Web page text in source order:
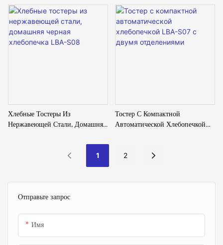
Отправьте запрос
Имя
Начинкой Бытовая Кастрюля Для
Блинов Мини-Горшок Для
Блинов Машина Для Блинов
Выпечки Mini LBA-S13
Машина Для Приготовления
Завтрака
Хлебные Тостеры Из
Нержавеющей Стали, Домашняя
Тостер С Компактной
Автоматической Хлебопечкой
1 2